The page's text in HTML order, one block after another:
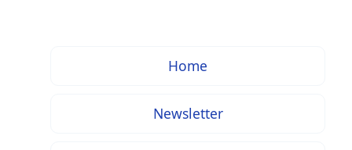
Home
Newsletter